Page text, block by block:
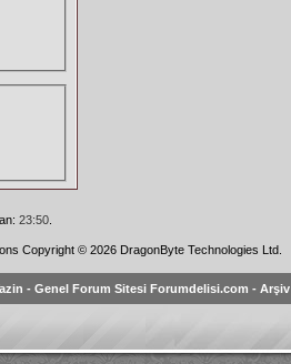
23:50.
Copyright © 2026 DragonByte Technologies Ltd.
- Genel Forum Sitesi Forumdelisi.com - Arşiv